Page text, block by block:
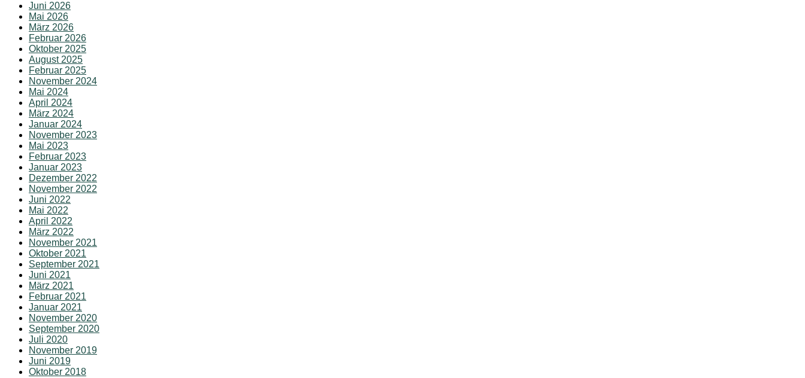
Juni 2026
Mai 2026
März 2026
Februar 2026
Oktober 2025
August 2025
Februar 2025
November 2024
Mai 2024
April 2024
März 2024
Januar 2024
November 2023
Mai 2023
Februar 2023
Januar 2023
Dezember 2022
November 2022
Juni 2022
Mai 2022
April 2022
März 2022
November 2021
Oktober 2021
September 2021
Juni 2021
März 2021
Februar 2021
Januar 2021
November 2020
September 2020
Juli 2020
November 2019
Juni 2019
Oktober 2018